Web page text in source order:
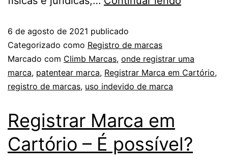
6 de agosto de 2021 publicado
Categorizado como Registro de marcas
Marcado com Climb Marcas, onde registrar uma
marca, patentear marca, Registrar Marca em Cartório,
registro de marcas, uso indevido de marca
Registrar Marca em
Cartório – É possível?